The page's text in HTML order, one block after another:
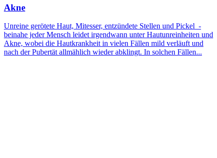
Akne
Unreine gerötete Haut, Mitesser, entzündete Stellen und Pickel -
beinahe jeder Mensch leidet irgendwann unter Hautunreinheiten und
Akne, wobei die Hautkrankheit in vielen Fällen mild verläuft und
nach der Pubertät allmählich wieder abklingt. In solchen Fällen...